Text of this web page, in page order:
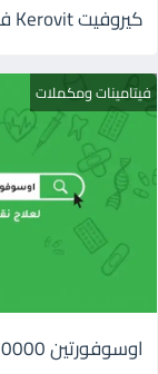
كيروفيت Kerovit فيتامين | أبرز 7 دواعى إستعمال له
فيتامينات ومكملات
اوسوفورتين 10000 Ossofortin | فيتامين د أقراص